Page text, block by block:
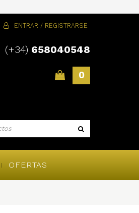
ENTRAR / REGISTRARSE
(+34) 658040548
0
OFERTAS